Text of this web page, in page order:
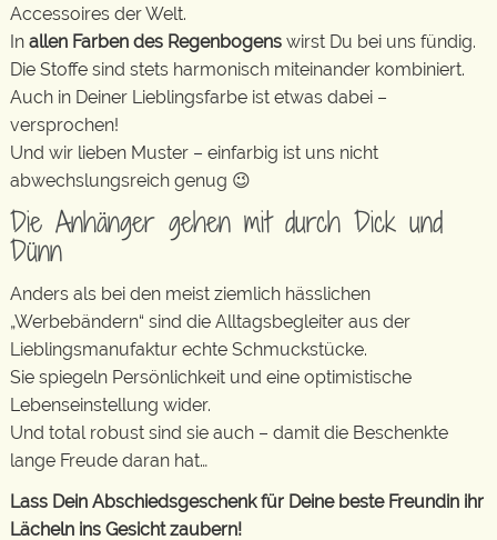
Accessoires der Welt.
In allen Farben des Regenbogens wirst Du bei uns fündig.
Die Stoffe sind stets harmonisch miteinander kombiniert.
Auch in Deiner Lieblingsfarbe ist etwas dabei –
versprochen!
Und wir lieben Muster – einfarbig ist uns nicht
abwechslungsreich genug 😉
Die Anhänger gehen mit durch Dick und
Dünn
Anders als bei den meist ziemlich hässlichen
„Werbebändern“ sind die Alltagsbegleiter aus der
Lieblingsmanufaktur echte Schmuckstücke.
Sie spiegeln Persönlichkeit und eine optimistische
Lebenseinstellung wider.
Und total robust sind sie auch – damit die Beschenkte
lange Freude daran hat…
Lass Dein Abschiedsgeschenk für Deine beste Freundin ihr
Lächeln ins Gesicht zaubern!